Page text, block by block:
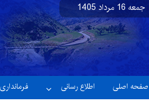
جمعه 16 مرداد 1405نسخه آزمایشی
صفحه اصلی اطلاع رسانی فرمانداری